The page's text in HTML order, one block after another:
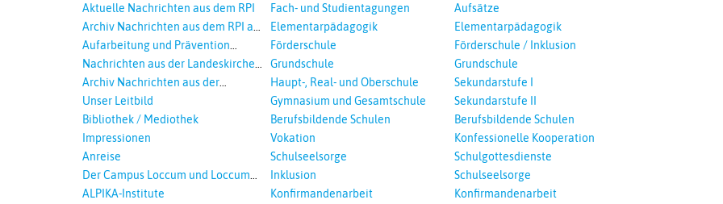
Aktuelle Nachrichten aus dem RPI
Archiv Nachrichten aus dem RPI ab
2018
Aufarbeitung und Prävention
sexualisierte Gewalt - Landeskirche
Nachrichten aus der Landeskirche
Hannovers
Archiv Nachrichten aus der
Landeskirche in Auswahl
Unser Leitbild
Bibliothek / Mediothek
Impressionen
Anreise
Der Campus Loccum und Loccumer
Einrichtungen
ALPIKA-Institute
Fach- und Studientagungen
Elementarpädagogik
Förderschule
Grundschule
Haupt-, Real- und Oberschule
Gymnasium und Gesamtschule
Berufsbildende Schulen
Vokation
Schulseelsorge
Inklusion
Konfirmandenarbeit
Aufsätze
Elementarpädagogik
Förderschule / Inklusion
Grundschule
Sekundarstufe I
Sekundarstufe II
Berufsbildende Schulen
Konfessionelle Kooperation
Schulgottesdienste
Schulseelsorge
Konfirmandenarbeit